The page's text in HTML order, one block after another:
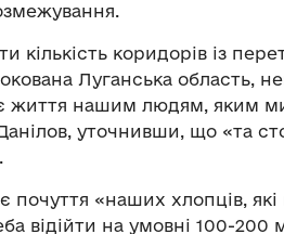
кількість коридорів із
Луганська область,
життя нашим людям, яким
уточнивши, що «та
почуття «наших хлопців,
відійти на умовні 100-200